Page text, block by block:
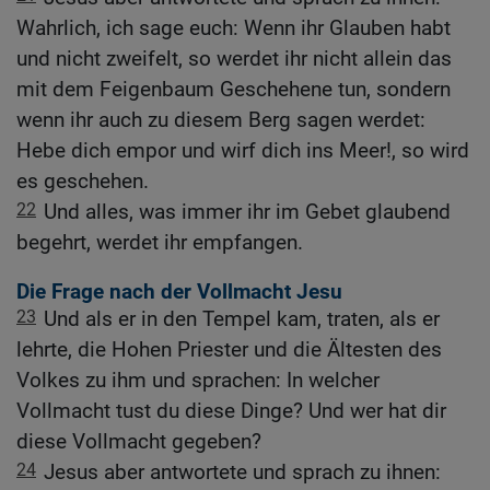
Wahrlich, ich sage euch: Wenn ihr Glauben habt
und nicht zweifelt, so werdet ihr nicht allein das
mit dem Feigenbaum Geschehene tun, sondern
wenn ihr auch zu diesem Berg sagen werdet:
Hebe dich empor und wirf dich ins Meer!, so wird
es geschehen.
22 Und alles, was immer ihr im Gebet glaubend
begehrt, werdet ihr empfangen.
Die Frage nach der Vollmacht Jesu
23 Und als er in den Tempel kam, traten, als er
lehrte, die Hohen Priester und die Ältesten des
Volkes zu ihm und sprachen: In welcher
Vollmacht tust du diese Dinge? Und wer hat dir
diese Vollmacht gegeben?
24 Jesus aber antwortete und sprach zu ihnen: